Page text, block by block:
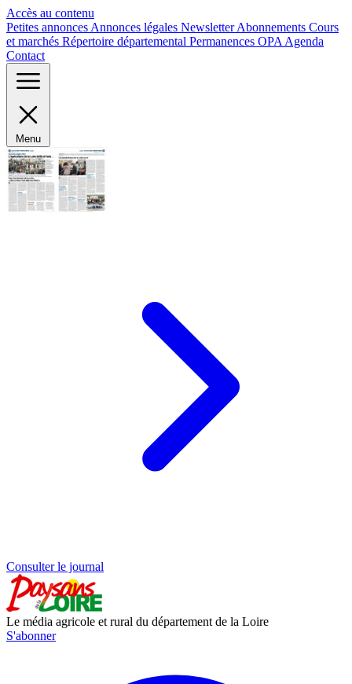
Accès au contenu
Petites annonces Annonces légales NewsletterAbonnements Cours
et marchés Répertoire départemental Permanences OPA Agenda
Contact
Menu
Consulter le journal
Le média agricole et rural du département de la Loire
S'abonner
Panneau de gestion des cookies